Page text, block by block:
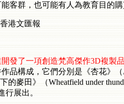
客群，也可能有人為教育目的
港文匯報
發了一項創造梵高傑作3D複製
品構成，它們分別是《杏花》（
的麥田》（Wheatfield under
行展出。